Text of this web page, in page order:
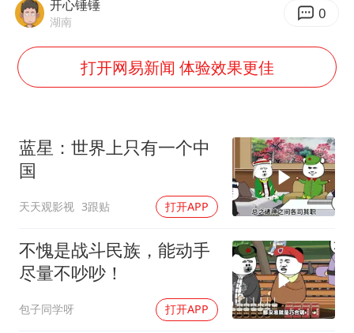
手机真会“偷听”我们说话吗
加沙约14万栋建筑被完全摧毁
5万小车卖不动 微型代步车集体遇冷
从科技创新看开局起步的时与势
开心锤锤
湖南 0
打开网易新闻 体验效果更佳
蓝星：世界上只有一个中
国
天天观影视 3跟贴 打开APP
不愧是战斗民族，能动手
尽量不吵吵！
包子同学呀 打开APP